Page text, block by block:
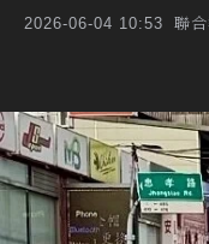
2026-06-04 10:53 聯